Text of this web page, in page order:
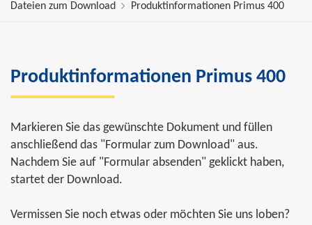
ITALIANO
Dateien zum Download
Produktinformationen Primus 400
Produktinformationen Primus 400
Markieren Sie das gewünschte Dokument und füllen
anschließend das "Formular zum Download" aus.
Nachdem Sie auf "Formular absenden" geklickt haben,
startet der Download.
Vermissen Sie noch etwas oder möchten Sie uns loben?